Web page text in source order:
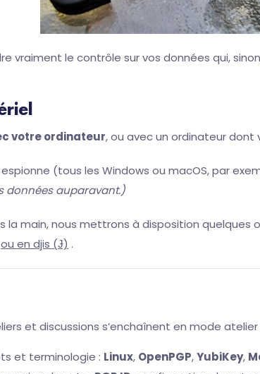
vraiment le contrôle sur vos données qui,
votre ordinateur, ou avec un ordinateur dont
(tous les Windows ou macOS, par
données auparavant.)
la main, nous mettrons à disposition
ou en djis (Ɉ) .
et discussions s’enchaînent en mode
et terminologie : Linux, OpenPGP,YubiKey,